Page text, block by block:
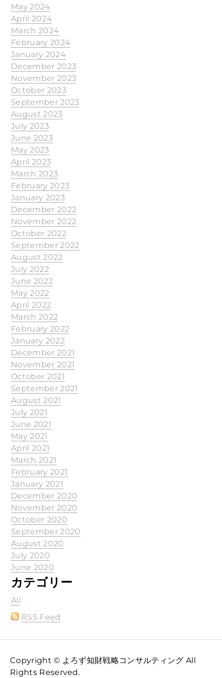
May 2024
April 2024
March 2024
February 2024
January 2024
December 2023
November 2023
October 2023
September 2023
August 2023
July 2023
June 2023
May 2023
April 2023
March 2023
February 2023
January 2023
December 2022
November 2022
October 2022
September 2022
August 2022
July 2022
June 2022
May 2022
April 2022
March 2022
February 2022
January 2022
December 2021
November 2021
October 2021
September 2021
August 2021
July 2021
June 2021
May 2021
April 2021
March 2021
February 2021
January 2021
December 2020
November 2020
October 2020
September 2020
August 2020
July 2020
June 2020
カテゴリー
All
RSS Feed
Copyright © よろず知財戦略コンサルティング All
Rights Reserved.